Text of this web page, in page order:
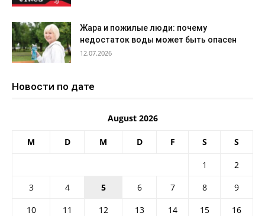
Жара и пожилые люди: почему
недостаток воды может быть опасен
12.07.2026
Новости по дате
August 2026
M D M D F S S
1
2
3
4 5 6 7 8
9
10
11 12 13 14 15
16